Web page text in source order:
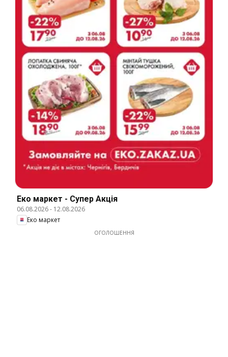
Еко маркет - Супер Акція
06.08.2026- 12.08.2026
Еко маркет
ОГОЛОШЕННЯ